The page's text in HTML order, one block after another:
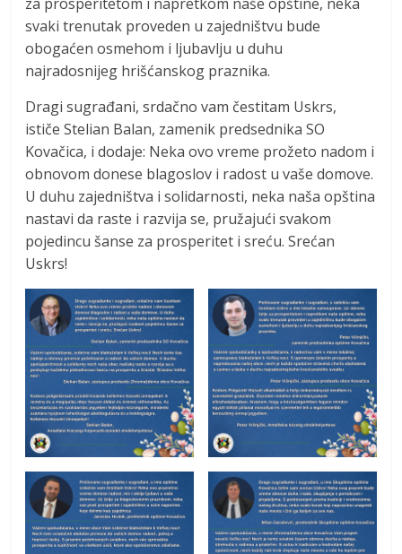
svaki trenutak proveden u zajedništvu bude
obogaćen osmehom i ljubavlju u duhu
najradosnijeg hrišćanskog praznika.
Dragi sugrađani, srdačno vam čestitam Uskrs,
ističe Stelian Balan, zamenik predsednika SO
Kovačica, i dodaje: Neka ovo vreme prožeto nadom i
obnovom donese blagoslov i radost u vaše domove.
U duhu zajedništva i solidarnosti, neka naša opština
nastavi da raste i razvija se, pružajući svakom
pojedincu šanse za prosperitet i sreću. Srećan
Uskrs!